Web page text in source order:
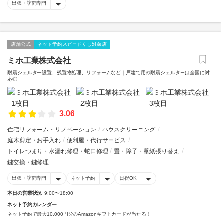
出張・訪問専門
店舗公式 ネット予約スピードくじ対象店
ミホ工業株式会社
耐震シェルター設置、残置物処理、リフォームなど｜戸建て用の耐震シェルターは全国に対
応◎
3.06
住宅リフォーム・リノベーション
ハウスクリーニング
庭木剪定・お手入れ
便利屋・代行サービス
トイレつまり・水漏れ修理・蛇口修理
畳・障子・壁紙張り替え
鍵交換・鍵修理
出張・訪問専門 ネット予約 日祝OK
本日の営業状況 9:00〜18:00
ネット予約カレンダー
ネット予約で最大10,000円分のAmazonギフトカードが当たる！